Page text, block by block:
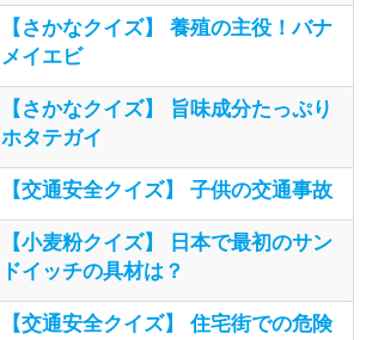
【さかなクイズ】 養殖の主役！バナ
メイエビ
【さかなクイズ】 旨味成分たっぷり
ホタテガイ
【交通安全クイズ】 子供の交通事故
【小麦粉クイズ】 日本で最初のサン
ドイッチの具材は？
【交通安全クイズ】 住宅街での危険